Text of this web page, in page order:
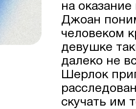
на
Джоан
человеком
девушке
далеко не
Шерлок
скучать им